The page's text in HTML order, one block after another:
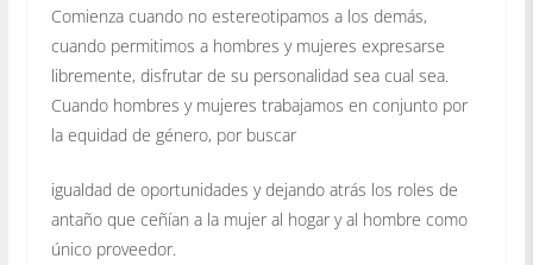
Comienza cuando no estereotipamos a los demás,
cuando permitimos a hombres y mujeres expresarse
libremente, disfrutar de su personalidad sea cual sea.
Cuando hombres y mujeres trabajamos en conjunto por
la equidad de género, por buscar
igualdad de oportunidades y dejando atrás los roles de
antaño que ceñían a la mujer al hogar y al hombre como
único proveedor.